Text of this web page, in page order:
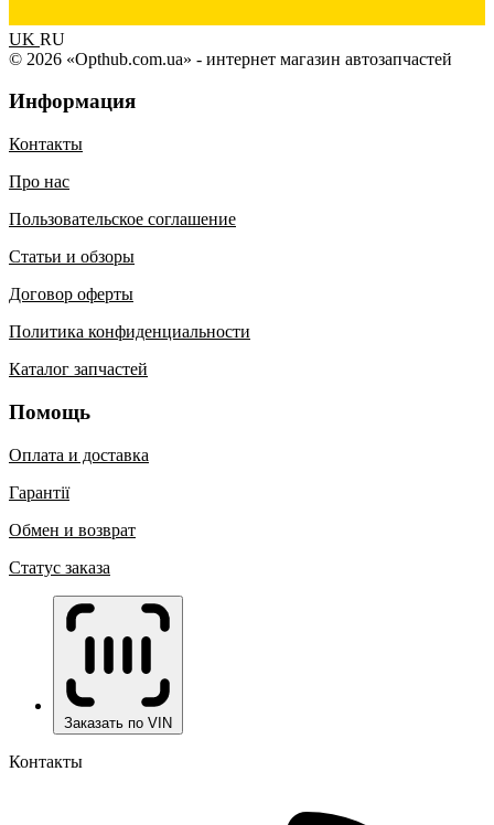
UK RU
© 2026 «Opthub.com.ua» - интернет магазин автозапчастей
Информация
Контакты
Про нас
Пользовательское соглашение
Статьи и обзоры
Договор оферты
Политика конфиденциальности
Каталог запчастей
Помощь
Оплата и доставка
Гарантії
Обмен и возврат
Статус заказа
Заказать по VIN
Контакты